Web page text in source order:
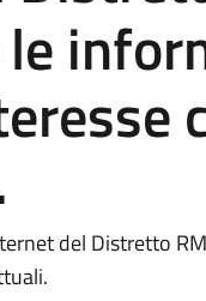
del Distretto